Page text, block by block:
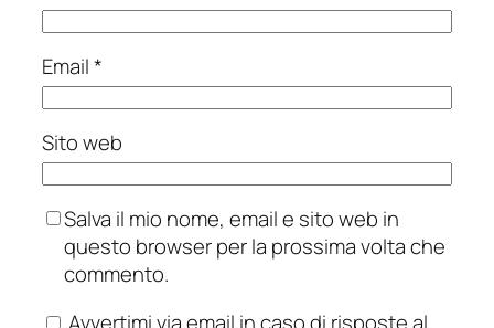
Email*
Sito web
Salva il mio nome, email e sito web in
questo browser per la prossima volta che
commento.
Avvertimi via email in caso di risposte al